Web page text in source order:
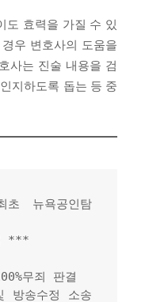
도 효력을 가질 수 있
우 변호사의 도움을
사는 진술 내용을 검
지하도록 돕는 등 중
초 뉴욕공인탐
***
무죄 판결
방송수정 소송